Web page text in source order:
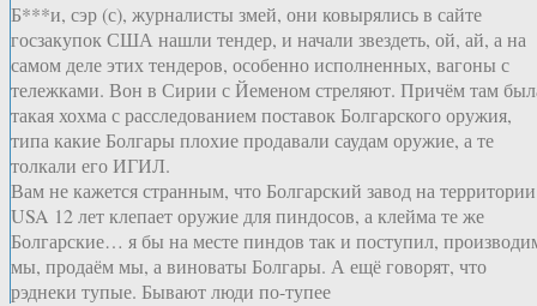
Б***и, сэр (с), журналисты змей, они ковырялись в сайте
госзакупок США нашли тендер, и начали звездеть, ой, ай, а на
самом деле этих тендеров, особенно исполненных, вагоны с
тележками. Вон в Сирии с Йеменом стреляют. Причём там
такая хохма с расследованием поставок Болгарского оружия,
типа какие Болгары плохие продавали саудам оружие, а те
толкали его ИГИЛ.
Вам не кажется странным, что Болгарский завод на территории
USA 12 лет клепает оружие для пиндосов, а клейма те же
Болгарские… я бы на месте пиндов так и поступил,
мы, продаём мы, а виноваты Болгары. А ещё говорят, что
рэднеки тупые. Бывают люди по-тупее